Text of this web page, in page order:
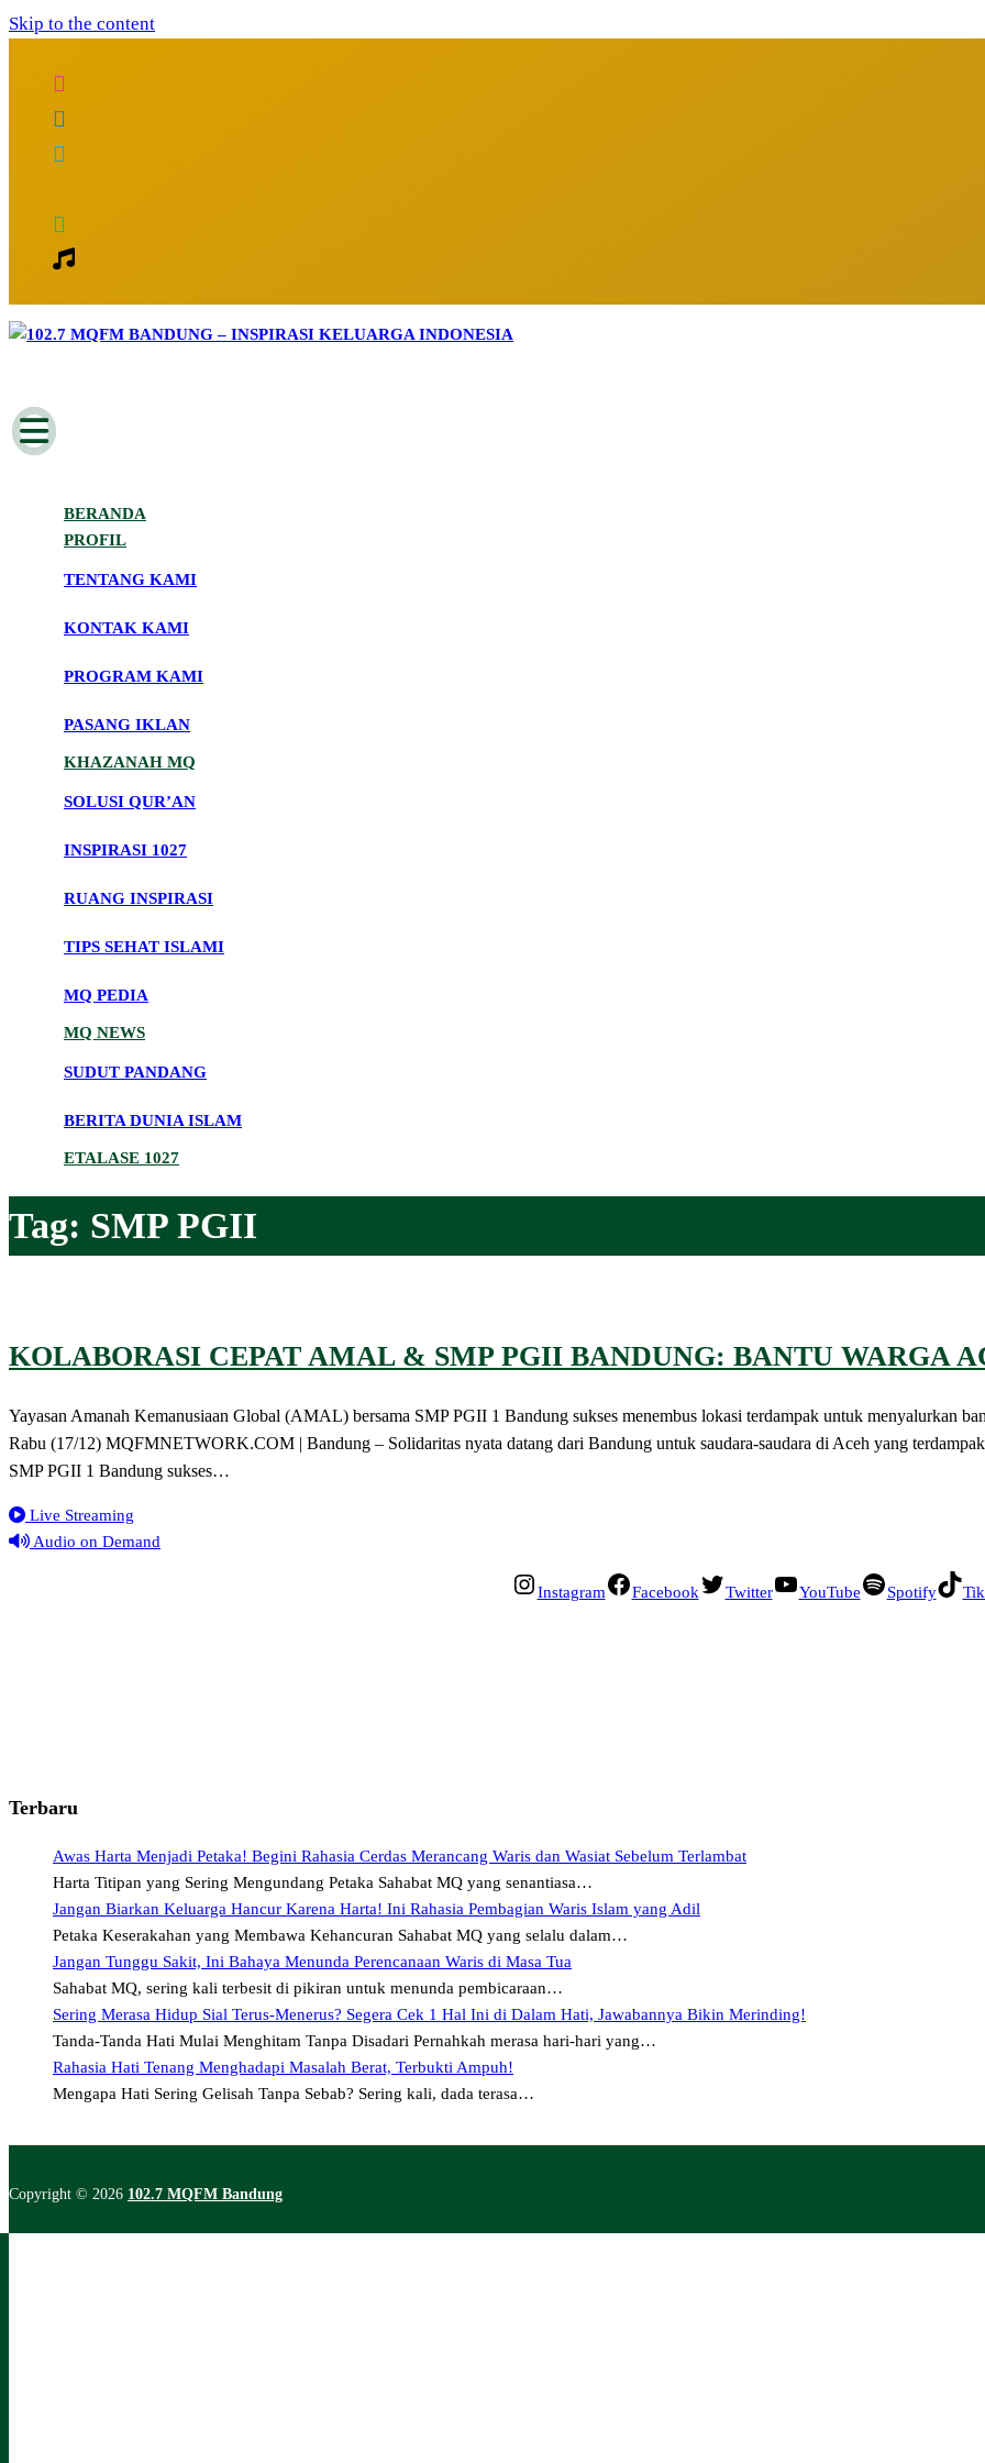
Skip to the content
BERANDA
PROFIL
TENTANG KAMI
KONTAK KAMI
PROGRAM KAMI
PASANG IKLAN
KHAZANAH MQ
SOLUSI QUR’AN
INSPIRASI 1027
RUANG INSPIRASI
TIPS SEHAT ISLAMI
MQ PEDIA
MQ NEWS
SUDUT PANDANG
BERITA DUNIA ISLAM
ETALASE 1027
Tag: SMP PGII
KOLABORASI CEPAT AMAL & SMP PGII BANDUNG: BANTU WARGA
Yayasan Amanah Kemanusiaan Global (AMAL) bersama SMP PGII 1 Bandung sukses menembus lokasi terdampak untuk menyalurkan
Rabu (17/12) MQFMNETWORK.COM | Bandung – Solidaritas nyata datang dari Bandung untuk saudara-saudara di Aceh yang
SMP PGII 1 Bandung sukses…
Live Streaming
Audio on Demand
Instagram Facebook Twitter YouTube Spotify
Terbaru
Awas Harta Menjadi Petaka! Begini Rahasia Cerdas Merancang Waris dan Wasiat Sebelum Terlambat
Harta Titipan yang Sering Mengundang Petaka Sahabat MQ yang senantiasa…
Jangan Biarkan Keluarga Hancur Karena Harta! Ini Rahasia Pembagian Waris Islam yang Adil
Petaka Keserakahan yang Membawa Kehancuran Sahabat MQ yang selalu dalam…
Jangan Tunggu Sakit, Ini Bahaya Menunda Perencanaan Waris di Masa Tua
Sahabat MQ, sering kali terbesit di pikiran untuk menunda pembicaraan…
Sering Merasa Hidup Sial Terus-Menerus? Segera Cek 1 Hal Ini di Dalam Hati, Jawabannya Bikin Merinding!
Tanda-Tanda Hati Mulai Menghitam Tanpa Disadari Pernahkah merasa hari-hari yang…
Rahasia Hati Tenang Menghadapi Masalah Berat, Terbukti Ampuh!
Mengapa Hati Sering Gelisah Tanpa Sebab? Sering kali, dada terasa…
Copyright © 2026 102.7 MQFM Bandung